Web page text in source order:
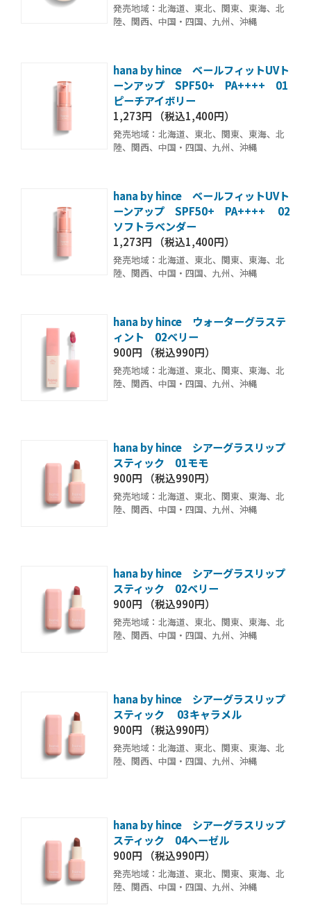
発売地域：北海道、東北、関東、東海、北
陸、関西、中国・四国、九州、沖縄
hana by hince ベールフィットUVト
ーンアップ SPF50+ PA++++ 01
ピーチアイボリー
1,273円 （税込1,400円）
発売地域：北海道、東北、関東、東海、北
陸、関西、中国・四国、九州、沖縄
hana by hince ベールフィットUVト
ーンアップ SPF50+ PA++++ 02
ソフトラベンダー
1,273円 （税込1,400円）
発売地域：北海道、東北、関東、東海、北
陸、関西、中国・四国、九州、沖縄
hana by hince ウォーターグラステ
ィント 02ベリー
900円 （税込990円）
発売地域：北海道、東北、関東、東海、北
陸、関西、中国・四国、九州、沖縄
hana by hince シアーグラスリップ
スティック 01モモ
900円 （税込990円）
発売地域：北海道、東北、関東、東海、北
陸、関西、中国・四国、九州、沖縄
hana by hince シアーグラスリップ
スティック 02ベリー
900円 （税込990円）
発売地域：北海道、東北、関東、東海、北
陸、関西、中国・四国、九州、沖縄
hana by hince シアーグラスリップ
スティック 03キャラメル
900円 （税込990円）
発売地域：北海道、東北、関東、東海、北
陸、関西、中国・四国、九州、沖縄
hana by hince シアーグラスリップ
スティック 04ヘーゼル
900円 （税込990円）
発売地域：北海道、東北、関東、東海、北
陸、関西、中国・四国、九州、沖縄